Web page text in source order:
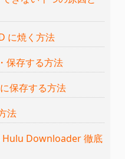
に焼く方法
保存する方法
保存する方法
法
Hulu Downloader 徹底